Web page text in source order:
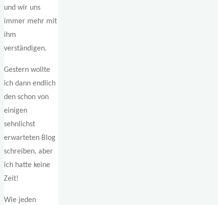
und wir uns
immer mehr mit
ihm
verständigen.
Gestern wollte
ich dann endlich
den schon von
einigen
sehnlichst
erwarteten Blog
schreiben, aber
ich hatte keine
Zeit!
Wie jeden